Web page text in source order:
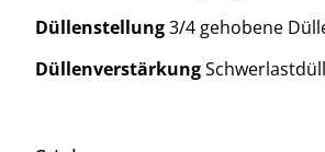
Düllenstellung3/4 gehobene
Düllenverstärkung